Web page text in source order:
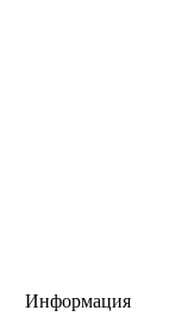
Информация